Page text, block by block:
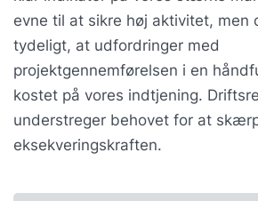
evne til at sikre høj aktivitet, men
tydeligt, at udfordringer med
projektgennemførelsen i en
kostet på vores indtjening.
understreger behovet for at
eksekveringskraften.